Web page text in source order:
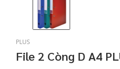
PLUS
File 2 Còng D A4